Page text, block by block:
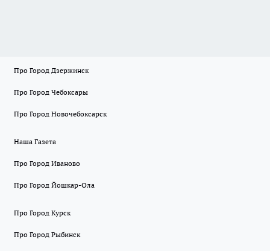
Про Город Дзержинск
Про Город Чебоксары
Про Город Новочебоксарск
Наша Газета
Про Город Иваново
Про Город Йошкар-Ола
Про Город Курск
Про Город Рыбинск